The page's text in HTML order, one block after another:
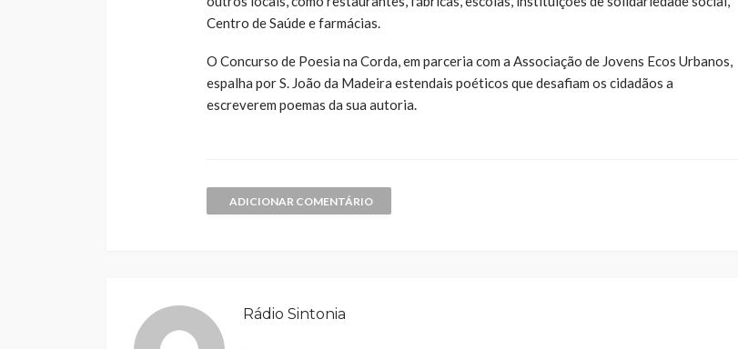
Centro de Saúde e farmácias.
O Concurso de Poesia na Corda, em parceria com a Associação de Jovens Ecos Urbanos,
espalha por S. João da Madeira estendais poéticos que desafiam os cidadãos a
escreverem poemas da sua autoria.
ADICIONAR COMENTÁRIO
Rádio Sintonia